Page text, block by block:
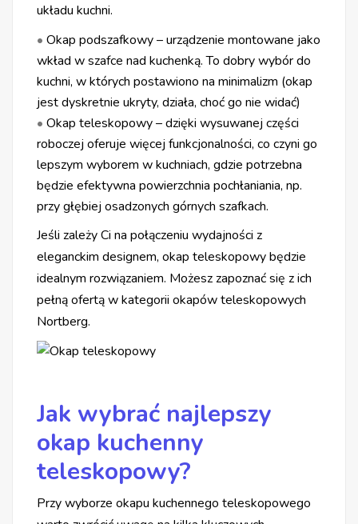
układu kuchni.
• Okap podszafkowy – urządzenie montowane jako
wkład w szafce nad kuchenką. To dobry wybór do
kuchni, w których postawiono na minimalizm (okap
jest dyskretnie ukryty, działa, choć go nie widać)
• Okap teleskopowy – dzięki wysuwanej części
roboczej oferuje więcej funkcjonalności, co czyni go
lepszym wyborem w kuchniach, gdzie potrzebna
będzie efektywna powierzchnia pochłaniania, np.
przy głębiej osadzonych górnych szafkach.
Jeśli zależy Ci na połączeniu wydajności z
eleganckim designem, okap teleskopowy będzie
idealnym rozwiązaniem. Możesz zapoznać się z ich
pełną ofertą w kategorii okapów teleskopowych
Nortberg.
Jak wybrać najlepszy
okap kuchenny
teleskopowy?
Przy wyborze okapu kuchennego teleskopowego